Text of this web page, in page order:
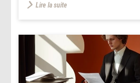
Lire la suite